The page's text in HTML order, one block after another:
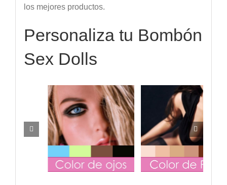
los mejores productos.
Personaliza tu Bombón
Sex Dolls
Voz y Gemidos